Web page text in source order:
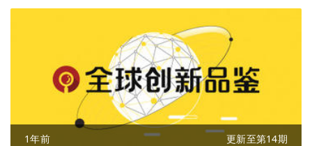
1年前 更新至第14期